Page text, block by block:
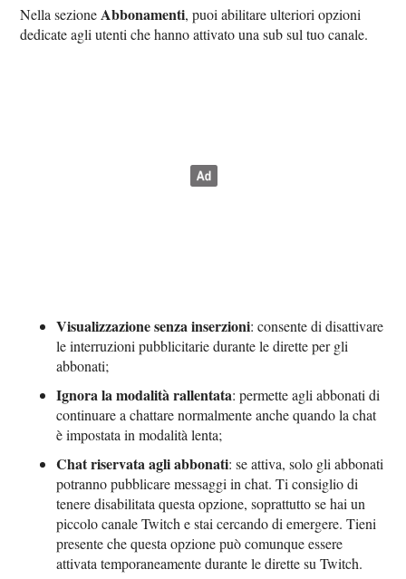
Nella sezione Abbonamenti, puoi abilitare ulteriori opzioni
dedicate agli utenti che hanno attivato una sub sul tuo canale.
Visualizzazione senza inserzioni: consente di disattivare
le interruzioni pubblicitarie durante le dirette per gli
abbonati;
Ignora la modalità rallentata: permette agli abbonati di
continuare a chattare normalmente anche quando la chat
è impostata in modalità lenta;
Chat riservata agli abbonati: se attiva, solo gli abbonati
potranno pubblicare messaggi in chat. Ti consiglio di
tenere disabilitata questa opzione, soprattutto se hai un
piccolo canale Twitch e stai cercando di emergere. Tieni
presente che questa opzione può comunque essere
attivata temporaneamente durante le dirette su Twitch.